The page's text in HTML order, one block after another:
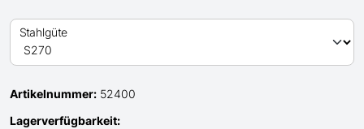
Stahlgüte
Artikelnummer: 52400
Lagerverfügbarkeit: